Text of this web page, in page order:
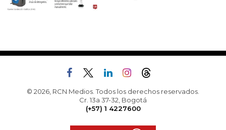
© 2026, RCN Medios. Todos los derechos reservados.
Cr. 13a 37-32, Bogotá
(+57) 1 4227600